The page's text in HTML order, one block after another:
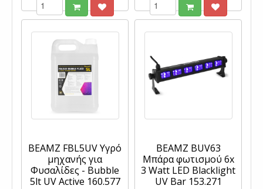
BEAMZ FBL5UV Υγρό
μηχανής για
Φυσαλίδες - Bubble
5lt UV Active 160.577
BEAMZ BUV63
Μπάρα φωτισμού 6x
3 Watt LED Blacklight
UV Bar 153.271